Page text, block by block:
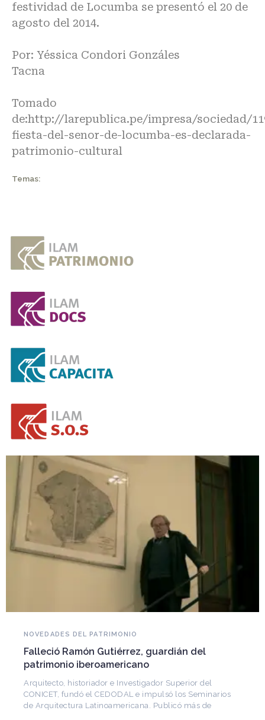
festividad de Locumba se presentó el 20 de
agosto del 2014.
Por: Yéssica Condori Gonzáles
Tacna
Tomado
de:http://larepublica.pe/impresa/sociedad/
fiesta-del-senor-de-locumba-es-declarada-
patrimonio-cultural
Temas:
NOVEDADES DEL PATRIMONIO
Falleció Ramón Gutiérrez, guardián del
patrimonio iberoamericano
Arquitecto, historiador e Investigador Superior del
CONICET, fundó el CEDODAL e impulsó los Seminarios
de Arquitectura Latinoamericana. Publicó más de